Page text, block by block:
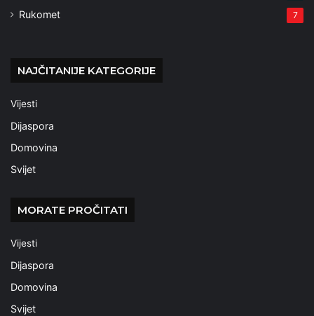
Rukomet 7
NAJČITANIJE KATEGORIJE
Vijesti
Dijaspora
Domovina
Svijet
MORATE PROČITATI
Vijesti
Dijaspora
Domovina
Svijet